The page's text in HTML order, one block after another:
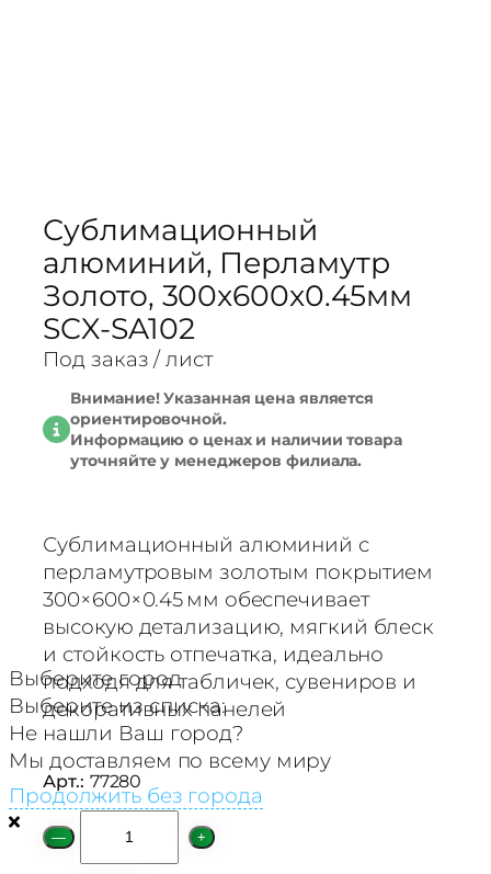
Сублимационный
алюминий, Перламутр
Золото, 300x600x0.45мм
SCX-SA102
Под заказ / лист
Внимание! Указанная цена является
ориентировочной.
Информацию о ценах и наличии товара
уточняйте у менеджеров филиала.
Сублимационный алюминий с
перламутровым золотым покрытием
300×600×0.45 мм обеспечивает
высокую детализацию, мягкий блеск
и стойкость отпечатка, идеально
подходя для табличек, сувениров и
декоративных панелей
Арт.: 77280
К
о
— +
Выберите город
Выберите из списка:
Не нашли Ваш город?
Мы доставляем по всему миру
Продолжить без города